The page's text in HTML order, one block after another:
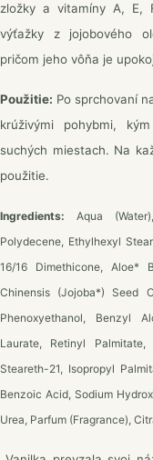
zložky a vitamíny A, E,
výťažky z jojobového
pričom jeho vôňa je
Použitie: Po sprchovaní
krúživými pohybmi,
suchých miestach. Na
použitie.
Ingredients: Aqua
Polydecene, Ethylhexyl
16/16 Dimethicone, Aloe*
Chinensis (Jojoba*) Seed
Phenoxyethanol, Benzyl
Laurate, Retinyl
Steareth-21, Isopropyl
Benzoic Acid, Sodium
Urea, Parfum (Fragrance),